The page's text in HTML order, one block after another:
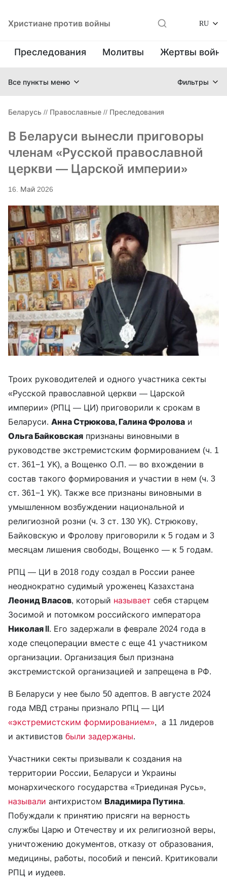
Христиане против войны RU
Преследования Молитвы Жертвы
Все пункты меню Фильтры
Беларусь // Православные // Преследования
В Беларуси вынесли приговоры
членам «Русской православной
церкви — Царской империи»
16. Май 2026
Троих руководителей и одного участника секты
«Русской православной церкви — Царской
империи» (РПЦ — ЦИ) приговорили к срокам в
Беларуси. Анна Стрюкова, Галина Фролова и
Ольга Байковская признаны виновными в
руководстве экстремистским формированием (ч. 1
ст. 361−1 УК), а Вощенко О.П. — во вхождении в
состав такого формирования и участии в нем (ч. 3
ст. 361−1 УК). Также все признаны виновными в
умышленном возбуждении национальной и
религиозной розни (ч. 3 ст. 130 УК). Стрюкову,
Байковскую и Фролову приговорили к 5 годам и 3
месяцам лишения свободы, Вощенко — к 5 годам.
РПЦ — ЦИ в 2018 году создал в России ранее
неоднократно судимый уроженец Казахстана
Леонид Власов, который называет себя старцем
Зосимой и потомком российского императора
Николая II. Его задержали в феврале 2024 года в
ходе спецоперации вместе с еще 41 участником
организации. Организация был признана
экстремистской организацией и запрещена в РФ.
В Беларуси у нее было 50 адептов. В августе 2024
года МВД страны признало РПЦ — ЦИ
«экстремистским формированием», а 11 лидеров
и активистов были задержаны.
Участники секты призывали к создания на
территории России, Беларуси и Украины
монархического государства «Триединая Русь»,
называли антихристом Владимира Путина.
Побуждали к принятию присяги на верность
службы Царю и Отечеству и их религиозной веры,
уничтожению документов, отказу от образования,
медицины, работы, пособий и пенсий. Критиковали
РПЦ и иудеев.